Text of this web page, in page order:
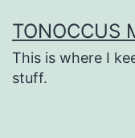
to
content
TONOCCUS
This is where I
stuff.